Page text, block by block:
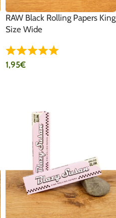
RAW Black Rolling Papers King
Size Wide
1,95€